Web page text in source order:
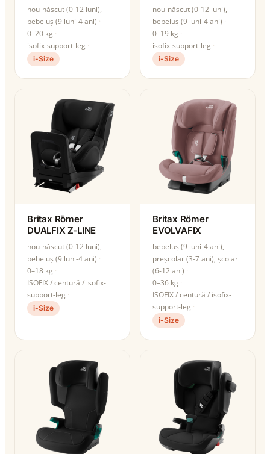
nou-născut (0-12 luni),
bebeluș (9 luni-4 ani)
0–20 kg
isofix-support-leg
i-Size
nou-născut (0-12 luni),
bebeluș (9 luni-4 ani)
0–19 kg
isofix-support-leg
i-Size
Britax Römer
DUALFIX Z-LINE
nou-născut (0-12 luni),
bebeluș (9 luni-4 ani)
0–18 kg
ISOFIX / centură / isofix-
support-leg
i-Size
Britax Römer
EVOLVAFIX
bebeluș (9 luni-4 ani),
preșcolar (3-7 ani), școlar
(6-12 ani)
0–36 kg
ISOFIX / centură / isofix-
support-leg
i-Size